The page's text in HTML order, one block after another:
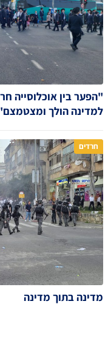
"הפער בין אוכלוסייה
למדינה הולך
חרדים
מדינה בתוך מדינה